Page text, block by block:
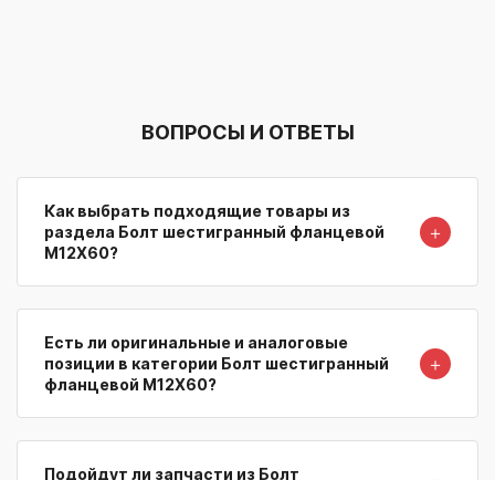
ВОПРОСЫ И ОТВЕТЫ
Как выбрать подходящие товары из
раздела Болт шестигранный фланцевой
M12X60?
＋
Есть ли оригинальные и аналоговые
позиции в категории Болт шестигранный
фланцевой M12X60?
＋
Подойдут ли запчасти из Болт